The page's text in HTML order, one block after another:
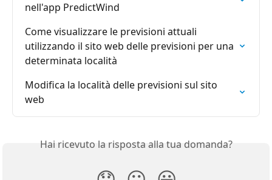
nell'app PredictWind
Come visualizzare le previsioni attuali
utilizzando il sito web delle previsioni per una
determinata località
Modifica la località delle previsioni sul sito
web
Hai ricevuto la risposta alla tua domanda?